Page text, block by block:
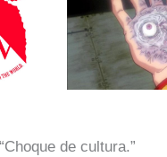
“Choque de cultura.”